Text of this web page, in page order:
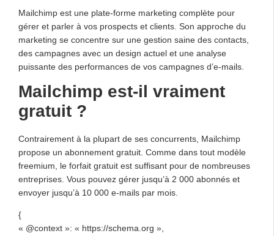
Mailchimp est une plate-forme marketing complète pour
gérer et parler à vos prospects et clients. Son approche du
marketing se concentre sur une gestion saine des contacts,
des campagnes avec un design actuel et une analyse
puissante des performances de vos campagnes d’e-mails.
Mailchimp est-il vraiment
gratuit ?
Contrairement à la plupart de ses concurrents, Mailchimp
propose un abonnement gratuit. Comme dans tout modèle
freemium, le forfait gratuit est suffisant pour de nombreuses
entreprises. Vous pouvez gérer jusqu’à 2 000 abonnés et
envoyer jusqu’à 10 000 e-mails par mois.
{
« @context »: « https://schema.org »,